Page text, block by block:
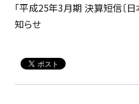
「平成25年3月期 決算短信〔日
知らせ